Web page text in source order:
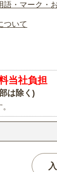
語・マーク・
ついて
当社負担
は除く)